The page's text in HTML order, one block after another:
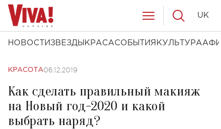
НОВОСТИ ЗВЕЗДЫ КРАСАСОБЫТИЯ КУЛЬТУРА
UK
КРАСОТА06.12.2019
Как сделать правильный макияж
на Новый год-2020 и какой
выбрать наряд?